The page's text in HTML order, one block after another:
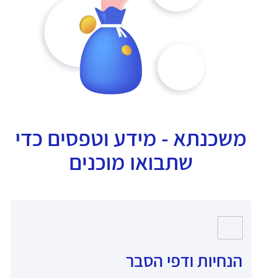
משכנתא - מידע וטפסים כדי
שתבואו מוכנים
הנחיות ודפי הסבר